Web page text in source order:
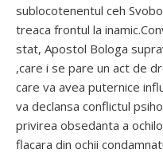
sublocotenentul ceh
treaca frontul la
stat, Apostol Bologa
,care i se pare un act de
care va avea puternice
va declansa conflictul
privirea obsedanta a
flacara din ochii